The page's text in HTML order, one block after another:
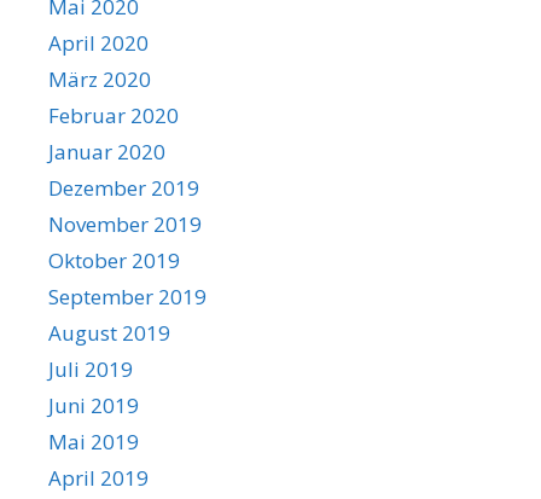
Mai 2020
April 2020
März 2020
Februar 2020
Januar 2020
Dezember 2019
November 2019
Oktober 2019
September 2019
August 2019
Juli 2019
Juni 2019
Mai 2019
April 2019